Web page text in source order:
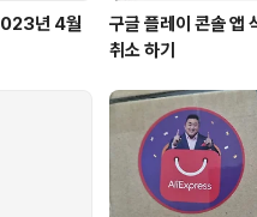
년 4월
구글 플레이 콘솔 앱
취소 하기